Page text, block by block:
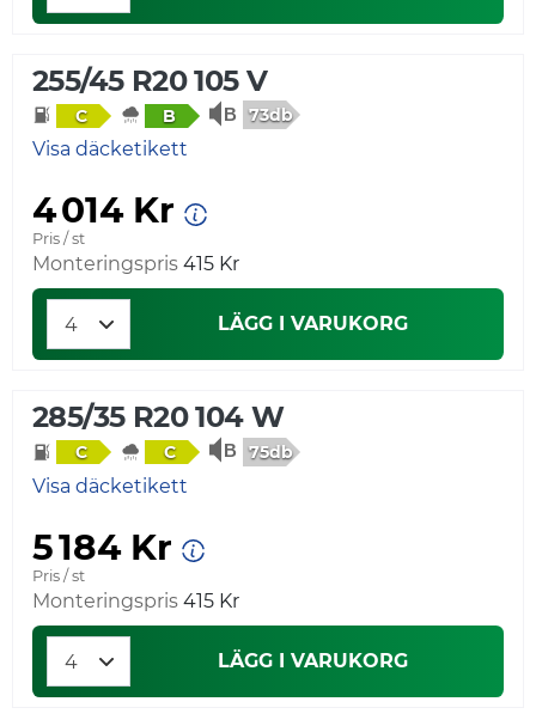
255/45 R20 105 V
C B 73db
Visa däcketikett
4 014 Kr
Pris / st
Monteringspris 415 Kr
LÄGG I VARUKORG
285/35 R20 104 W
C C 75db
Visa däcketikett
5 184 Kr
Pris / st
Monteringspris 415 Kr
LÄGG I VARUKORG